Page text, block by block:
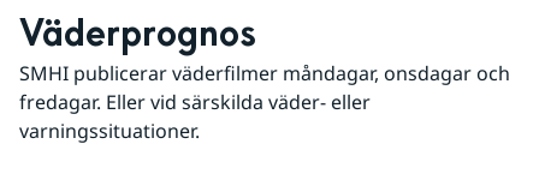
Väderprognos
SMHI publicerar väderfilmer måndagar, onsdagar och
fredagar. Eller vid särskilda väder- eller
varningssituationer.